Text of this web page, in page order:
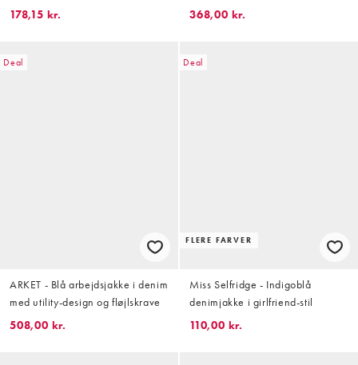
blomstermønster - Del af sæt
178,15 kr.
leopardprint
368,00 kr.
Deal
ARKET - Blå arbejdsjakke i denim
med utility-design og fløjlskrave
508,00 kr.
Deal
FLERE FARVER
Miss Selfridge - Indigoblå
denimjakke i girlfriend-stil
110,00 kr.